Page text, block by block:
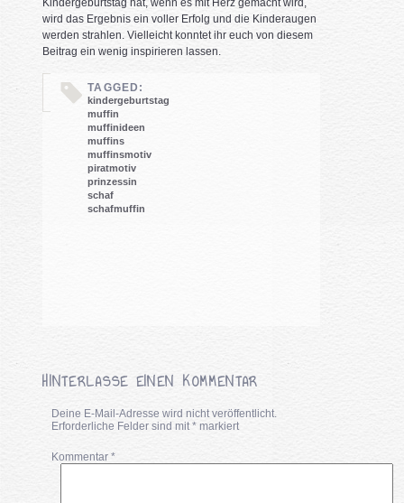
Kindergeburtstag hat, wenn es mit Herz gemacht wird,
wird das Ergebnis ein voller Erfolg und die Kinderaugen
werden strahlen. Vielleicht konntet ihr euch von diesem
Beitrag ein wenig inspirieren lassen.
TAGGED:
kindergeburtstag
muffin
muffinideen
muffins
muffinsmotiv
piratmotiv
prinzessin
schaf
schafmuffin
HINTERLASSE EINEN KOMMENTAR
Deine E-Mail-Adresse wird nicht veröffentlicht.
Erforderliche Felder sind mit* markiert
Kommentar*